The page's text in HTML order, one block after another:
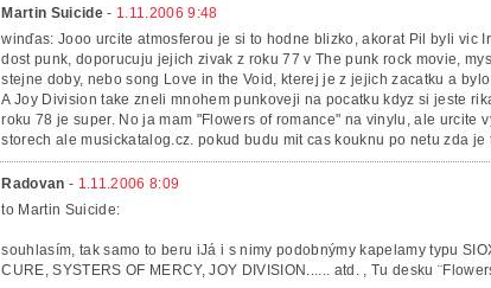
Martin Suicide - 1.11.2006 9:48
winďas: Jooo urcite atmosferou je si to hodne blizko, akorat Pil byli vic
dost punk, doporucuju jejich zivak z roku 77 v The punk rock movie,
stejne doby, nebo song Love in the Void, kterej je z jejich zacatku a
A Joy Division take zneli mnohem punkoveji na pocatku kdyz si jeste
roku 78 je super. No ja mam "Flowers of romance" na vinylu, ale urcite
storech ale musickatalog.cz. pokud budu mit cas kouknu po netu zda
Radovan - 1.11.2006 8:09
to Martin Suicide:
souhlasím, tak samo to beru iJá i s nimy podobnýmy kapelamy typu
CURE, SYSTERS OF MERCY, JOY DIVISION...... atd. , Tu desku